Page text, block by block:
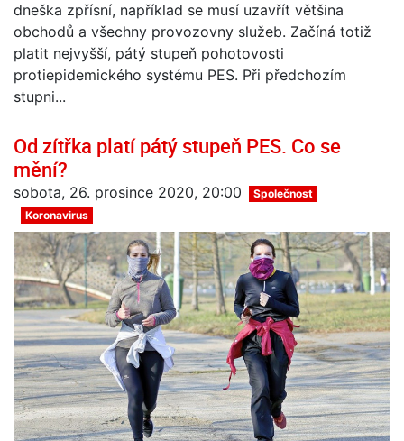
dneška zpřísní, například se musí uzavřít většina
obchodů a všechny provozovny služeb. Začíná totiž
platit nejvyšší, pátý stupeň pohotovosti
protiepidemického systému PES. Při předchozím
stupni...
Od zítřka platí pátý stupeň PES. Co se
mění?
sobota, 26. prosince 2020, 20:00
Společnost
Koronavirus